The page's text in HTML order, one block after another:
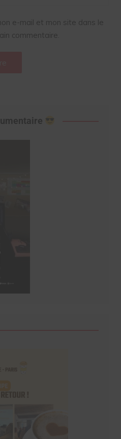
e-mail et mon site dans le
commentaire.